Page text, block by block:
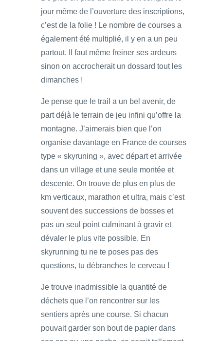
jour même de l’ouverture des inscriptions,
c’est de la folie ! Le nombre de courses a
également été multiplié, il y en a un peu
partout. Il faut même freiner ses ardeurs
sinon on accrocherait un dossard tout les
dimanches !
Je pense que le trail a un bel avenir, de
part déjà le terrain de jeu infini qu’offre la
montagne. J’aimerais bien que l’on
organise davantage en France de courses
type « skyruning », avec départ et arrivée
dans un village et une seule montée et
descente. On trouve de plus en plus de
km verticaux, marathon et ultra, mais c’est
souvent des successions de bosses et
pas un seul point culminant à gravir et
dévaler le plus vite possible. En
skyrunning tu ne te poses pas des
questions, tu débranches le cerveau !
Je trouve inadmissible la quantité de
déchets que l’on rencontrer sur les
sentiers après une course. Si chacun
pouvait garder son bout de papier dans